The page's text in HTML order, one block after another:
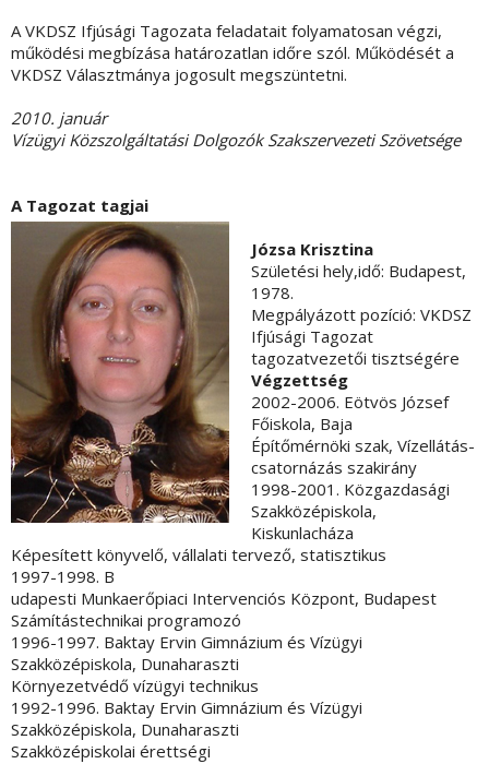
A VKDSZ Ifjúsági Tagozata feladatait folyamatosan végzi,
működési megbízása határozatlan időre szól. Működését a
VKDSZ Választmánya jogosult megszüntetni.
2010. január
Vízügyi Közszolgáltatási Dolgozók Szakszervezeti Szövetsége
A Tagozat tagjai
Józsa Krisztina
Születési hely,idő: Budapest,
1978.
Megpályázott pozíció: VKDSZ
Ifjúsági Tagozat
tagozatvezetői tisztségére
Végzettség
2002-2006. Eötvös József
Főiskola, Baja
Építőmérnöki szak, Vízellátás-
csatornázás szakirány
1998-2001. Közgazdasági
Szakközépiskola,
Kiskunlacháza
Képesített könyvelő, vállalati tervező, statisztikus
1997-1998. B
udapesti Munkaerőpiaci Intervenciós Központ, Budapest
Számítástechnikai programozó
1996-1997. Baktay Ervin Gimnázium és Vízügyi
Szakközépiskola, Dunaharaszti
Környezetvédő vízügyi technikus
1992-1996. Baktay Ervin Gimnázium és Vízügyi
Szakközépiskola, Dunaharaszti
Szakközépiskolai érettségi